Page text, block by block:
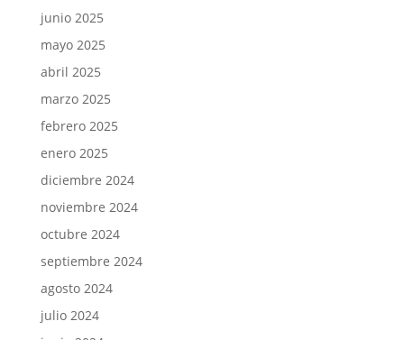
junio 2025
mayo 2025
abril 2025
marzo 2025
febrero 2025
enero 2025
diciembre 2024
noviembre 2024
octubre 2024
septiembre 2024
agosto 2024
julio 2024